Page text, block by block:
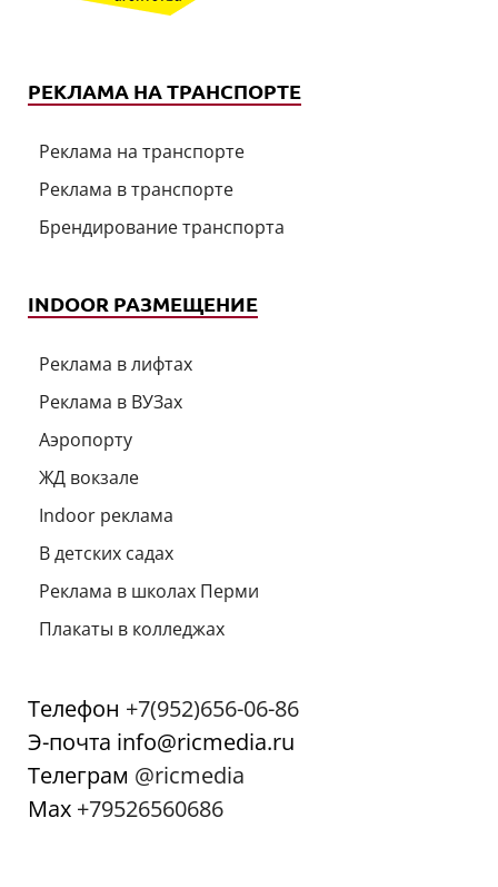
РЕКЛАМА НА ТРАНСПОРТЕ
Реклама на транспорте
Реклама в транспорте
Брендирование транспорта
INDOOR РАЗМЕЩЕНИЕ
Реклама в лифтах
Реклама в ВУЗах
Аэропорту
ЖД вокзале
Indoor реклама
В детских садах
Реклама в школах Перми
Плакаты в колледжах
Телефон +7(952)656-06-86
Э-почта info@ricmedia.ru
Телеграм @ricmedia
Мах +79526560686